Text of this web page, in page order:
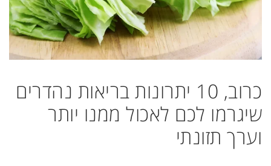
כרוב, 10 יתרונות בריאות נהדרים
שיגרמו לכם לאכול ממנו יותר
וערך תזונתי